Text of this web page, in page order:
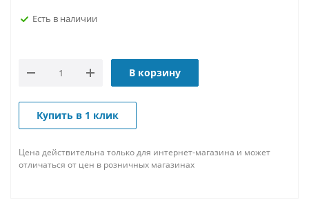
Есть в наличии
В корзину
Купить в 1 клик
Цена действительна только для интернет-магазина и может
отличаться от цен в розничных магазинах